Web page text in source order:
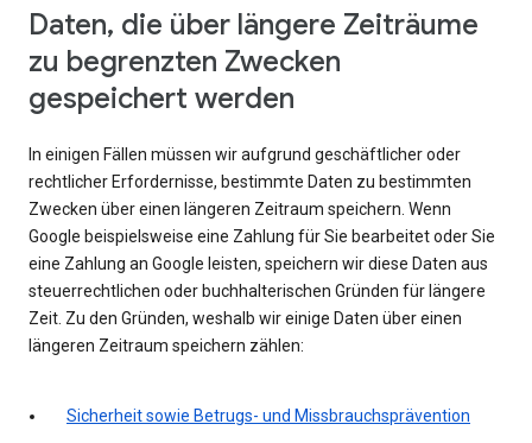
Daten, die über längere Zeiträume
zu begrenzten Zwecken
gespeichert werden
In einigen Fällen müssen wir aufgrund geschäftlicher oder
rechtlicher Erfordernisse, bestimmte Daten zu bestimmten
Zwecken über einen längeren Zeitraum speichern. Wenn
Google beispielsweise eine Zahlung für Sie bearbeitet oder Sie
eine Zahlung an Google leisten, speichern wir diese Daten aus
steuerrechtlichen oder buchhalterischen Gründen für längere
Zeit. Zu den Gründen, weshalb wir einige Daten über einen
längeren Zeitraum speichern zählen:
Sicherheit sowie Betrugs- und Missbrauchsprävention